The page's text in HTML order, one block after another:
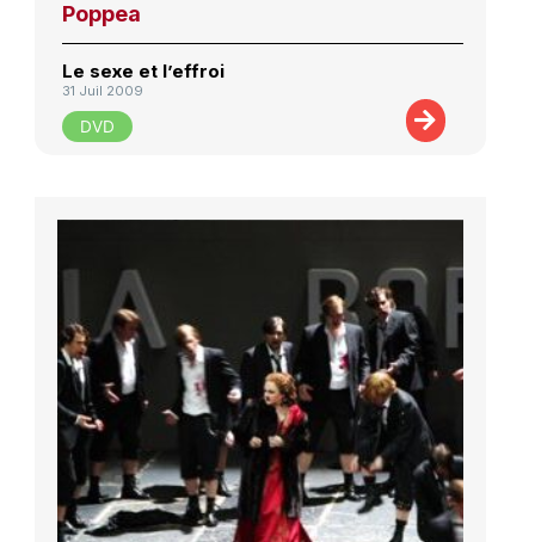
Poppea
Le sexe et l’effroi
31 Juil 2009
DVD